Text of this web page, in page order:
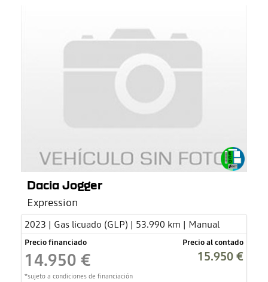
Dacia Jogger
Expression
2023 | Gas licuado (GLP) | 53.990 km | Manual
Precio financiado
14.950 €
*sujeto a condiciones de financiación
Precio al contado
15.950 €